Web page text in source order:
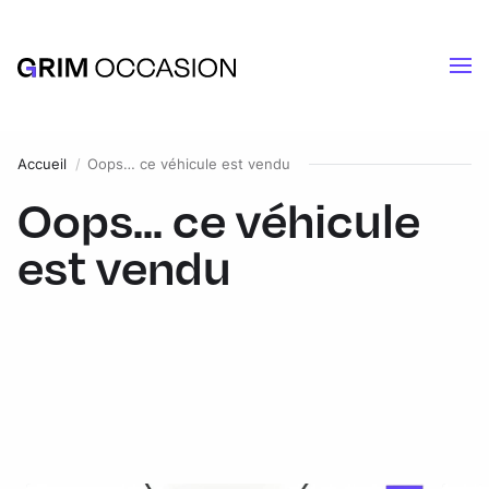
Accueil Oops… ce véhicule est vendu
Oops... ce véhicule
est vendu